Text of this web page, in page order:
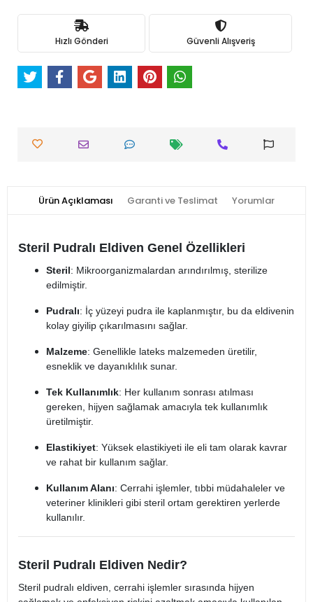
Hızlı Gönderi Güvenli Alışveriş
Ürün Açıklaması Garanti ve Teslimat Yorumlar
Steril Pudralı Eldiven Genel Özellikleri
Steril: Mikroorganizmalardan arındırılmış, sterilize
edilmiştir.
Pudralı: İç yüzeyi pudra ile kaplanmıştır, bu da eldivenin
kolay giyilip çıkarılmasını sağlar.
Malzeme: Genellikle lateks malzemeden üretilir,
esneklik ve dayanıklılık sunar.
Tek Kullanımlık: Her kullanım sonrası atılması
gereken, hijyen sağlamak amacıyla tek kullanımlık
üretilmiştir.
Elastikiyet: Yüksek elastikiyeti ile eli tam olarak kavrar
ve rahat bir kullanım sağlar.
Kullanım Alanı: Cerrahi işlemler, tıbbi müdahaleler ve
veteriner klinikleri gibi steril ortam gerektiren yerlerde
kullanılır.
Steril Pudralı Eldiven Nedir?
Steril pudralı eldiven, cerrahi işlemler sırasında hijyen